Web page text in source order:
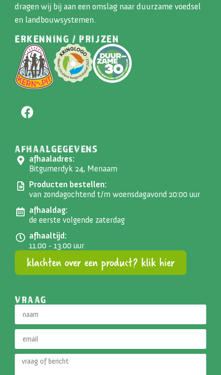
dragen wij bij aan een omslag naar duurzame voedsel
en landbouwsystemen.
ERKENNING / PRIJZEN
AFHAALGEGEVENS
afhaaladres:
Bitgumerdyk 24, Menaam
Producten bestellen:
van zondagochtend t/m woensdagavond 20:00 uur
afhaaldag:
de eerste volgende zaterdag
afhaaltijd:
11.00 - 13.00 uur
klachten over een product? klik hier
VRAAG